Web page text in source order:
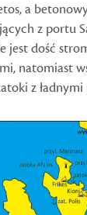
a
z portu
jest dość
natomiast
z